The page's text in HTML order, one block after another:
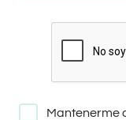
Mantenerme